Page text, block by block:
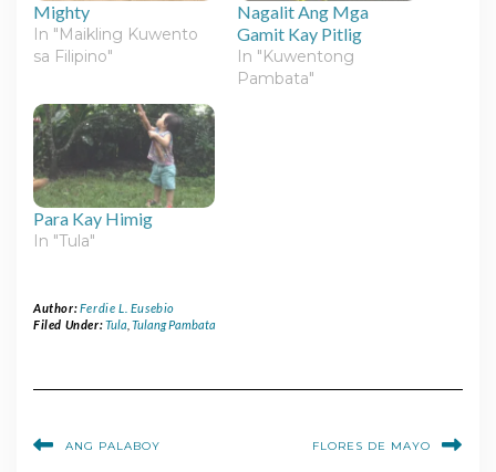
Mighty
In "Maikling Kuwento
sa Filipino"
Nagalit Ang Mga
Gamit Kay Pitlig
In "Kuwentong
Pambata"
Para Kay Himig
In "Tula"
Author:Ferdie L. Eusebio
Filed Under:Tula Tulang Pambata
ANG PALABOY FLORES DE MAYO